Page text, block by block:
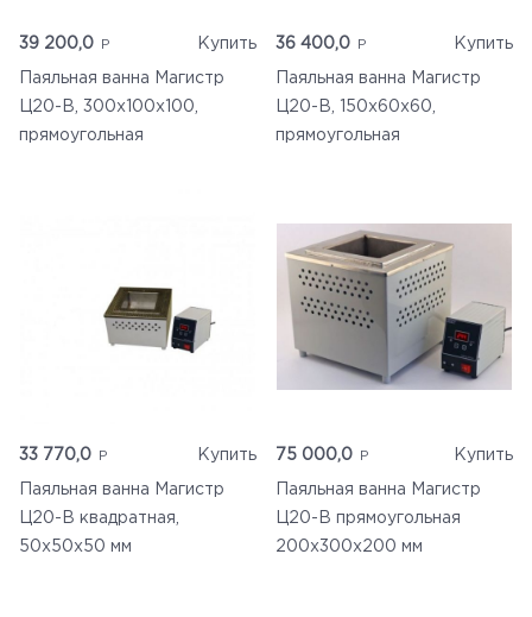
39 200,0 Купить
Паяльная ванна Магистр
Ц20-В, 300х100х100,
прямоугольная
36 400,0 Купить
Паяльная ванна Магистр
Ц20-В, 150х60х60,
прямоугольная
33 770,0 Купить
Паяльная ванна Магистр
Ц20-В квадратная,
50х50х50 мм
75 000,0 Купить
Паяльная ванна Магистр
Ц20-В прямоугольная
200х300х200 мм